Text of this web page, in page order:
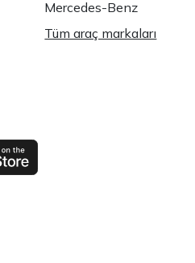
Mercedes-Benz
Tüm araç markaları